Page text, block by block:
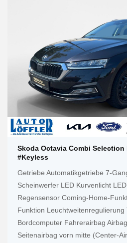
Skoda Octavia Combi Selection
#Keyless
Getriebe Automatikgetriebe 7-
Scheinwerfer LED Kurvenlicht
Regensensor Coming-Home-
Funktion Leuchtweitenregulierung
Bordcomputer Fahrerairbag
Seitenairbag vorn mitte (Center-